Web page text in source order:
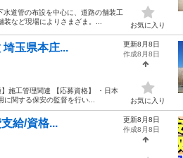
道管の布設を中心に、道路の舗装工
など現場によりさまざま。...
お気に入り
埼玉県本庄...
施工管理関連 【応募資格】 ・日本
関する保安の監督を行い...
更新8月8日
作成8月8日
お気に入り
給/資格...
更新8月8日
作成8月8日